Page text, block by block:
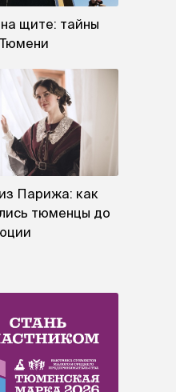
щите: тайны
Парижа: как
тюменцы до